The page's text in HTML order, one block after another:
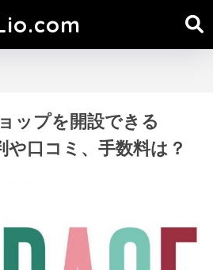
ップを開設できる
口コミ、手数料は？